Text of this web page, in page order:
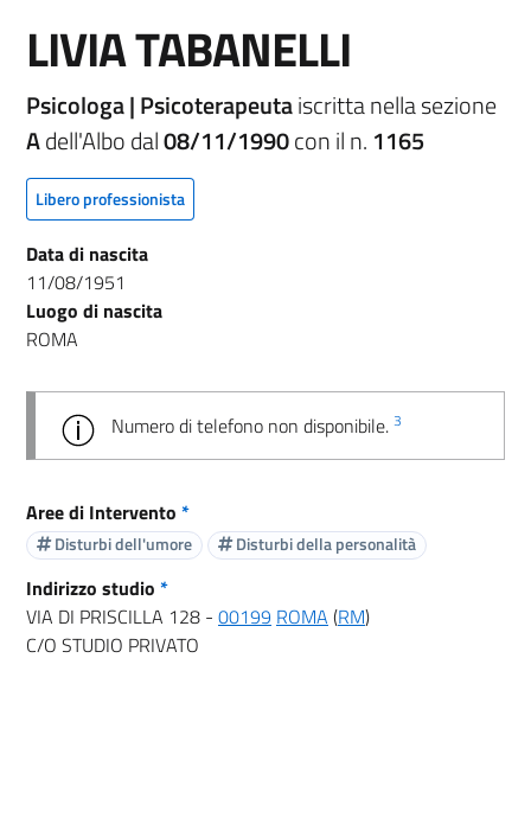
LIVIA TABANELLI
Psicologa | Psicoterapeutaiscritta nella sezione
Adell'Albo dal08/11/1990con il n. 1165
Libero professionista
Data di nascita
11/08/1951
Luogo di nascita
ROMA
Numero di telefono non disponibile. 3
Aree di Intervento *
Disturbi dell'umore Disturbi della personalità
Indirizzo studio *
VIA DI PRISCILLA 128 - 00199 ROMA (RM)
C/O STUDIO PRIVATO